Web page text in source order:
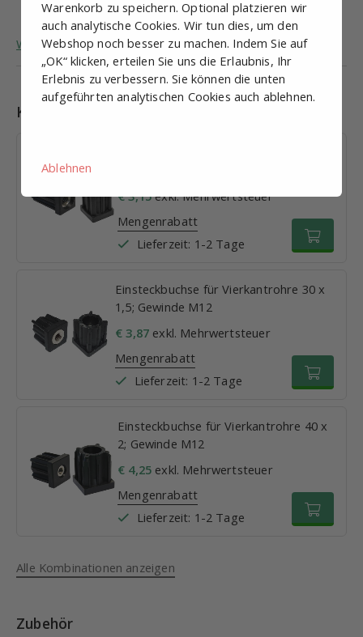
Weitere allgemeine Informationen zu Stellfüßen.
Kombinationen
€ 3,15exkl. Mehrwertsteuer
Mengenrabatt
Lieferzeit: 1-2 Tage
Einsteckbuchse für Vierkantrohre 30 x
1,5; Gewinde M12
€ 3,87 exkl. Mehrwertsteuer
Mengenrabatt
Lieferzeit: 1-2 Tage
Einsteckbuchse für Vierkantrohre 40 x
2; Gewinde M12
€ 4,25 exkl. Mehrwertsteuer
Mengenrabatt
Lieferzeit: 1-2 Tage
Alle Kombinationen anzeigen
Zubehör
Warenkorb zu speichern. Optional platzieren wir
auch analytische Cookies. Wir tun dies, um den
Webshop noch besser zu machen. Indem Sie auf
„OK“ klicken, erteilen Sie uns die Erlaubnis, Ihr
Erlebnis zu verbessern. Sie können die unten
aufgeführten analytischen Cookies auch ablehnen.
Ablehnen